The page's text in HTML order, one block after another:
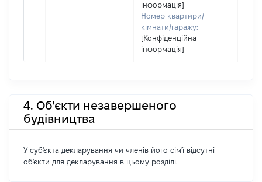
інформація]
Номер квартири/
кімнати/гаражу:
[Конфіденційна
інформація]
4. Об'єкти незавершеного
будівництва
У суб'єкта декларування чи членів його сім'ї відсутні
об'єкти для декларування в цьому розділі.